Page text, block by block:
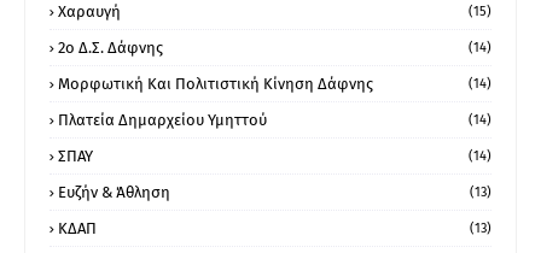
Χαραυγή (15)
2ο Δ.Σ. Δάφνης (14)
Μορφωτική Και Πολιτιστική Κίνηση Δάφνης (14)
Πλατεία Δημαρχείου Υμηττού (14)
ΣΠΑΥ (14)
Ευζήν & Άθληση (13)
ΚΔΑΠ (13)